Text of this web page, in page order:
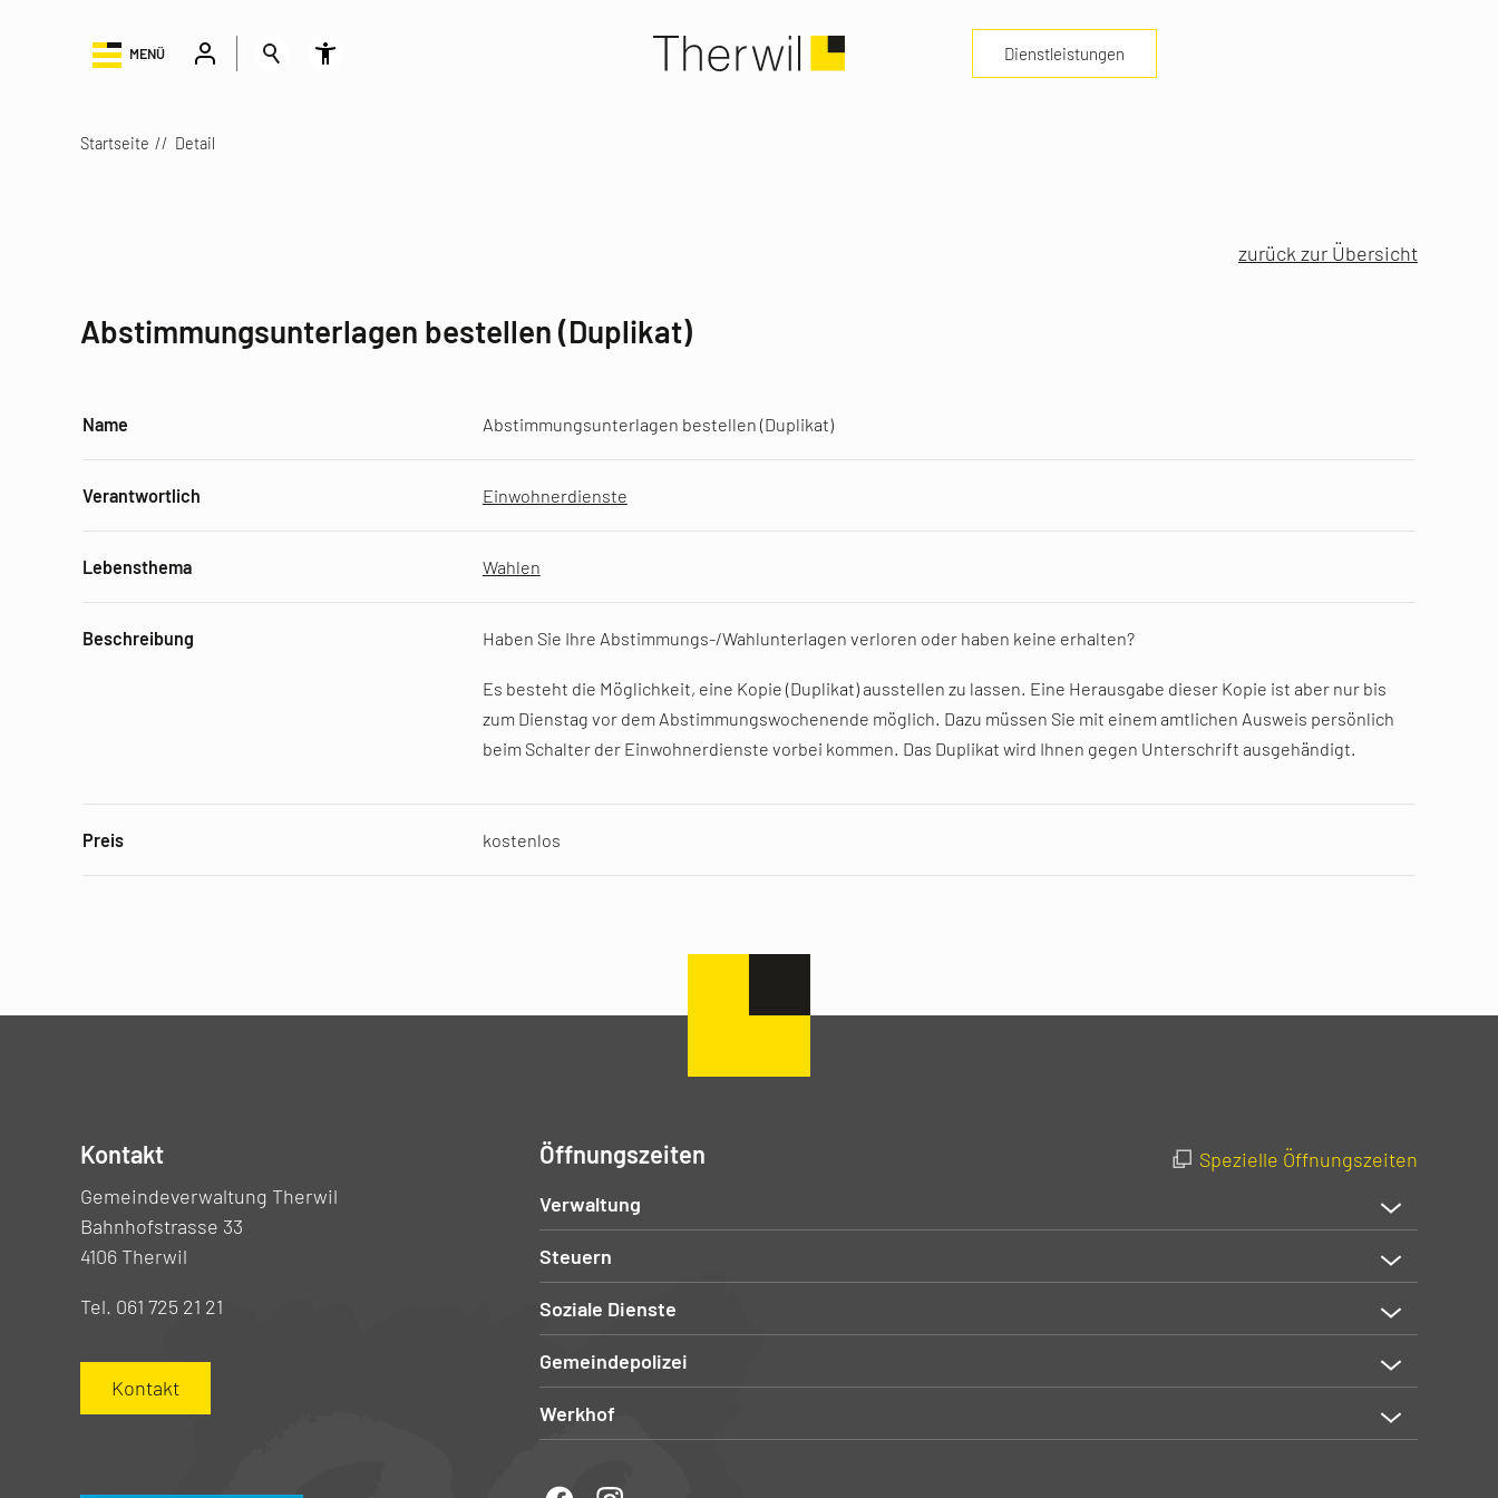
Dienstleistungen
MENÜ
Startseite Detail
zurück zur Übersicht
Abstimmungsunterlagen bestellen (Duplikat)
Name Abstimmungsunterlagen bestellen (Duplikat)
Verantwortlich Einwohnerdienste
Lebensthema Wahlen
Beschreibung Haben Sie Ihre Abstimmungs-/Wahlunterlagen verloren oder haben keine erhalten?
Es besteht die Möglichkeit, eine Kopie (Duplikat) ausstellen zu lassen. Eine Herausgabe dieser Kopie ist aber nur bis
zum Dienstag vor dem Abstimmungswochenende möglich. Dazu müssen Sie mit einem amtlichen Ausweis persönlich
beim Schalter der Einwohnerdienste vorbei kommen. Das Duplikat wird Ihnen gegen Unterschrift ausgehändigt.
Preis kostenlos
Kontakt
Gemeindeverwaltung Therwil
Bahnhofstrasse 33
4106 Therwil
Tel. 061 725 21 21
Kontakt
Öffnungszeiten
Spezielle Öffnungszeiten
Verwaltung
Steuern
Soziale Dienste
Gemeindepolizei
Werkhof